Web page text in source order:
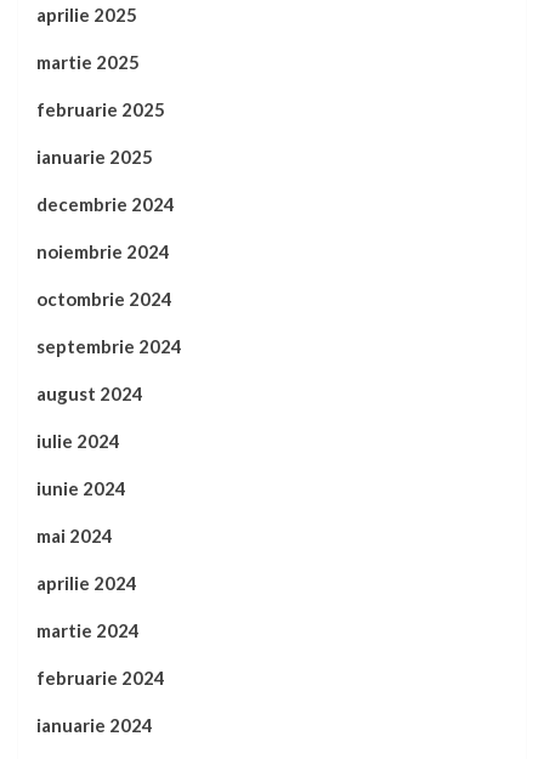
aprilie 2025
martie 2025
februarie 2025
ianuarie 2025
decembrie 2024
noiembrie 2024
octombrie 2024
septembrie 2024
august 2024
iulie 2024
iunie 2024
mai 2024
aprilie 2024
martie 2024
februarie 2024
ianuarie 2024